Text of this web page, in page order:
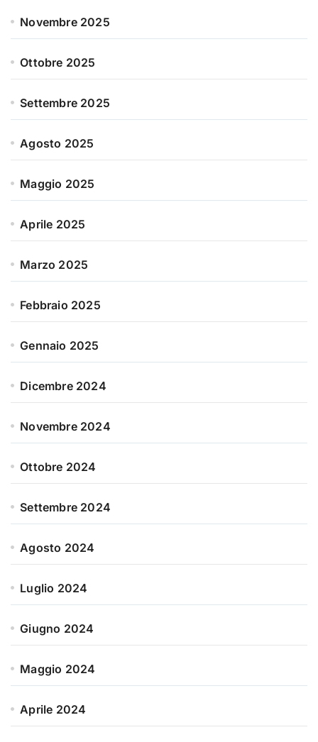
Novembre 2025
Ottobre 2025
Settembre 2025
Agosto 2025
Maggio 2025
Aprile 2025
Marzo 2025
Febbraio 2025
Gennaio 2025
Dicembre 2024
Novembre 2024
Ottobre 2024
Settembre 2024
Agosto 2024
Luglio 2024
Giugno 2024
Maggio 2024
Aprile 2024